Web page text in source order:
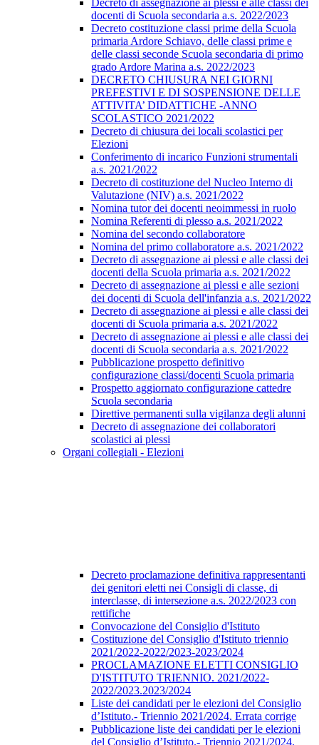
Decreto di assegnazione ai plessi e alle classi dei
docenti di Scuola secondaria a.s. 2022/2023
Decreto costituzione classi prime della Scuola
primaria Ardore Schiavo, delle classi prime e
delle classi seconde Scuola secondaria di primo
grado Ardore Marina a.s. 2022/2023
DECRETO CHIUSURA NEI GIORNI
PREFESTIVI E DI SOSPENSIONE DELLE
ATTIVITA’ DIDATTICHE -ANNO
SCOLASTICO 2021/2022
Decreto di chiusura dei locali scolastici per
Elezioni
Conferimento di incarico Funzioni strumentali
a.s. 2021/2022
Decreto di costituzione del Nucleo Interno di
Valutazione (NIV) a.s. 2021/2022
Nomina tutor dei docenti neoimmessi in ruolo
Nomina Referenti di plesso a.s. 2021/2022
Nomina del secondo collaboratore
Nomina del primo collaboratore a.s. 2021/2022
Decreto di assegnazione ai plessi e alle classi dei
docenti della Scuola primaria a.s. 2021/2022
Decreto di assegnazione ai plessi e alle sezioni
dei docenti di Scuola dell'infanzia a.s. 2021/2022
Decreto di assegnazione ai plessi e alle classi dei
docenti di Scuola primaria a.s. 2021/2022
Decreto di assegnazione ai plessi e alle classi dei
docenti di Scuola secondaria a.s. 2021/2022
Pubblicazione prospetto definitivo
configurazione classi/docenti Scuola primaria
Prospetto aggiornato configurazione cattedre
Scuola secondaria
Direttive permanenti sulla vigilanza degli alunni
Decreto di assegnazione dei collaboratori
scolastici ai plessi
Organi collegiali - Elezioni
Decreto proclamazione definitiva rappresentanti
dei genitori eletti nei Consigli di classe, di
interclasse, di intersezione a.s. 2022/2023 con
rettifiche
Convocazione del Consiglio d'Istituto
Costituzione del Consiglio d'Istituto triennio
2021/2022-2022/2023-2023/2024
PROCLAMAZIONE ELETTI CONSIGLIO
D'ISTITUTO TRIENNIO. 2021/2022-
2022/2023.2023/2024
Liste dei candidati per le elezioni del Consiglio
d’Istituto.- Triennio 2021/2024. Errata corrige
Pubblicazione liste dei candidati per le elezioni
del Consiglio d’Istituto.- Triennio 2021/2024.